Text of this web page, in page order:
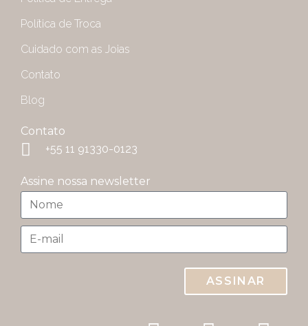
Política de Troca
Cuidado com as Joias
Contato
Blog
Contato
+55 11 91330-0123
Assine nossa newsletter
ASSINAR